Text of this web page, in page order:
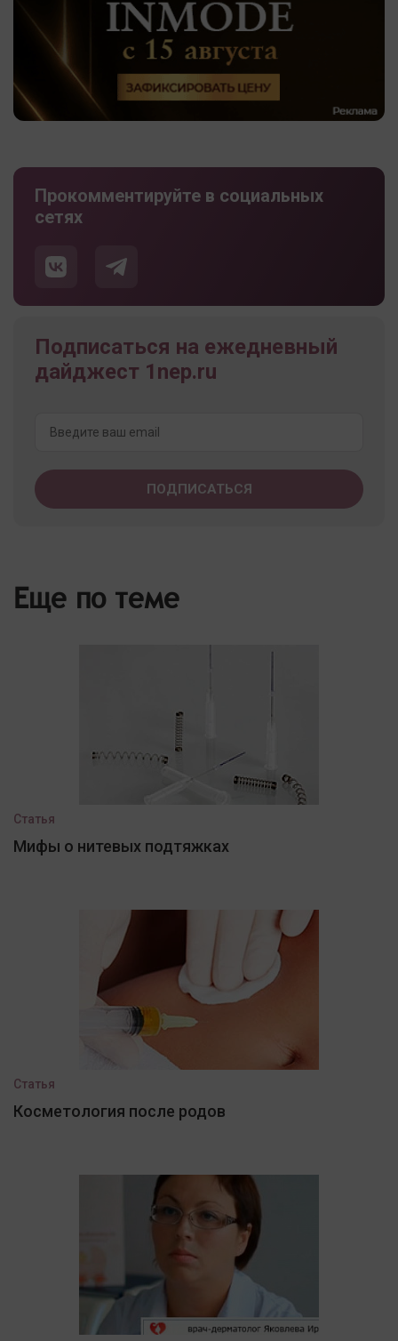
Прокомментируйте в социальных
сетях
Подписаться на ежедневный
дайджест 1nep.ru
Еще по теме
Статья
Мифы о нитевых подтяжках
Статья
Косметология после родов